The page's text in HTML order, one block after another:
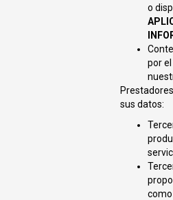
o
por
sus datos: